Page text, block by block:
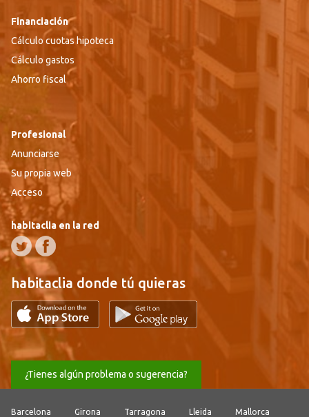
Financiación
Cálculo cuotas hipoteca
Cálculo gastos
Ahorro fiscal
Profesional
Anunciarse
Su propia web
Acceso
habitaclia en la red
habitaclia donde tú quieras
¿Tienes algún problema o sugerencia?
Barcelona Girona Tarragona Lleida
Mallorca